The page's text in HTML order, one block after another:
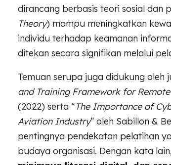
dirancang berbasis teori sosial dan
Theory) mampu meningkatkan
individu terhadap keamanan
ditekan secara signifikan melalui
Temuan serupa juga didukung oleh
and Training Framework for
(2022) serta “The Importance of
Aviation Industry” oleh Sabillon &
pentingnya pendekatan pelatihan
budaya organisasi. Dengan kata